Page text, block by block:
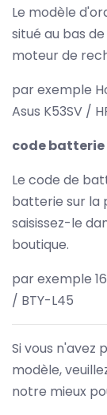
Le modèle
situé au bas
moteur de
par exemple
Asus K53SV /
code batterie
Le code de
batterie sur la
saisissez-le
boutique.
par exemple
/ BTY-L45
Si vous n'avez
modèle,
notre mieux